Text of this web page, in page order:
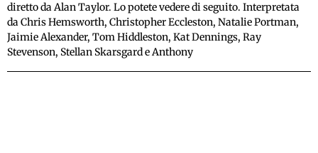
diretto da Alan Taylor. Lo potete vedere di seguito. Interpretata
da Chris Hemsworth, Christopher Eccleston, Natalie Portman,
Jaimie Alexander, Tom Hiddleston, Kat Dennings, Ray
Stevenson, Stellan Skarsgard e Anthony